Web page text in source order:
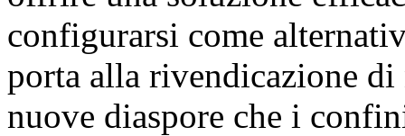
configurarsi come
porta alla rivendicazione
nuove diaspore che i